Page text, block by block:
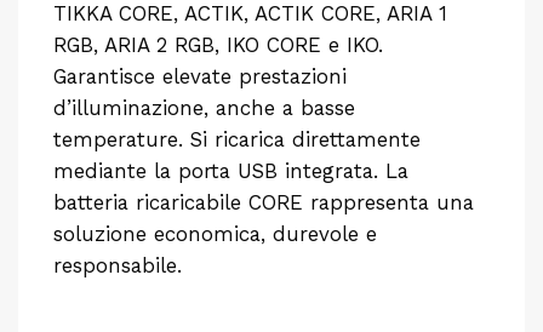
TIKKA CORE, ACTIK, ACTIK CORE, ARIA 1
RGB, ARIA 2 RGB, IKO CORE e IKO.
Garantisce elevate prestazioni
d’illuminazione, anche a basse
temperature. Si ricarica direttamente
mediante la porta USB integrata. La
batteria ricaricabile CORE rappresenta una
soluzione economica, durevole e
responsabile.